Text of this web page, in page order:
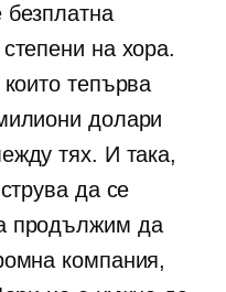
на хора.
тепърва
долари
тях. И така,
да се
продължим да
компания,